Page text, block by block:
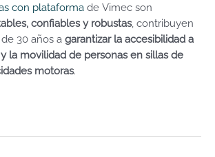
con plataforma de Vimec son
confiables y robustas, contribuyen
30 años a garantizar la accesibilidad a
la movilidad de personas en sillas de
motoras.